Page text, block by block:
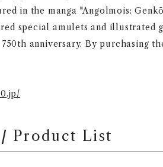
in the manga "Angolmois:
special amulets and illustrated
anniversary. By purchasing
Product List